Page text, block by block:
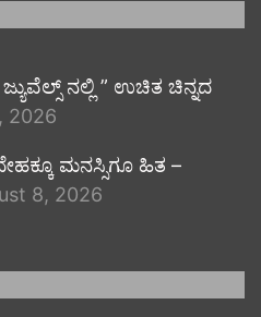
ನಲ್ಲಿ ” ಉಚಿತ ಚಿನ್ನದ
2026
ಮನಸ್ಸಿಗೂ ಹಿತ –
8, 2026